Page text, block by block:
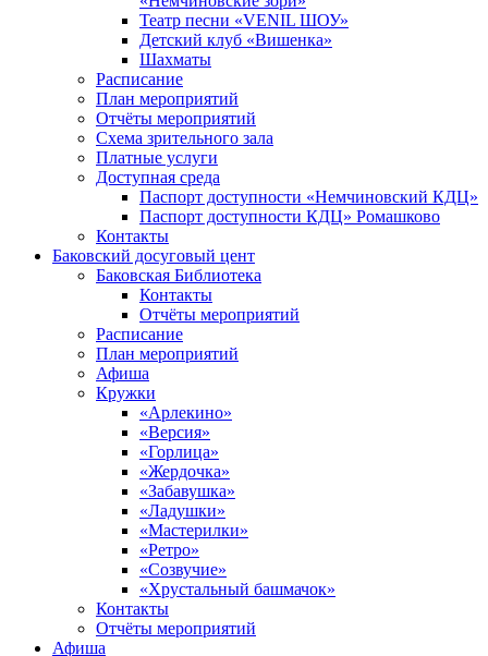
Театр песни «VENIL ШОУ»
Детский клуб «Вишенка»
Шахматы
Расписание
План мероприятий
Отчёты мероприятий
Схема зрительного зала
Платные услуги
Доступная среда
Паспорт доступности «Немчиновский КДЦ»
Паспорт доступности КДЦ» Ромашково
Контакты
Баковский досуговый цент
Баковская Библиотека
Контакты
Отчёты мероприятий
Расписание
План мероприятий
Афиша
Кружки
«Арлекино»
«Версия»
«Горлица»
«Жердочка»
«Забавушка»
«Ладушки»
«Мастерилки»
«Ретро»
«Созвучие»
«Хрустальный башмачок»
Контакты
Отчёты мероприятий
Афиша